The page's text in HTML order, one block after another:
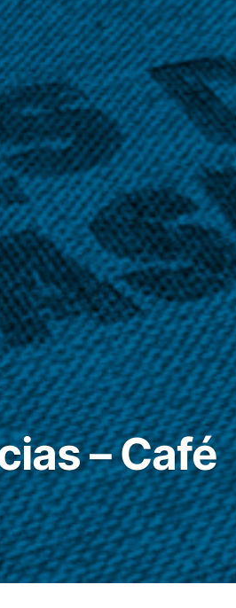
– Café